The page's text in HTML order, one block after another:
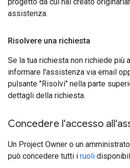
assistenza.
Risolvere una richiesta
Se la tua richiesta non richiede più
informare l'assistenza via email
pulsante "Risolvi" nella parte
dettagli della richiesta.
Concedere l'accesso
Un Project Owner o un
può concedere tutti i ruoli